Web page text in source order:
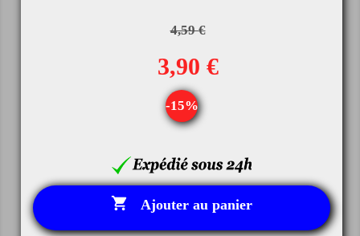
4,59 €
3,90 €
-15%
 Ajouter au panier